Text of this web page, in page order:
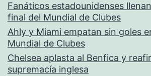
Fanáticos estadounidenses
final del Mundial de Clubes
Ahly y Miami empatan sin goles
Mundial de Clubes
Chelsea aplasta al Benfica y
supremacía inglesa